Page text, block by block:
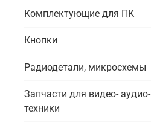
Комплектующие для ПК
Кнопки
Радиодетали, микросхемы
Запчасти для видео- аудио-
техники